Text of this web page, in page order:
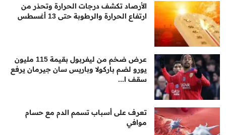
الأرصاد تكشف درجات الحرارة وتحذر من
ارتفاع الحرارة والرطوبة حتى 13 أغسطس
عرض ضخم من ليفربول بقيمة 115 مليون
يورو لضم باركولا وباريس سان جيرمان يرفع
سقف ا...
تعرف على أسباب تسمم الدم مع حسام
موافي